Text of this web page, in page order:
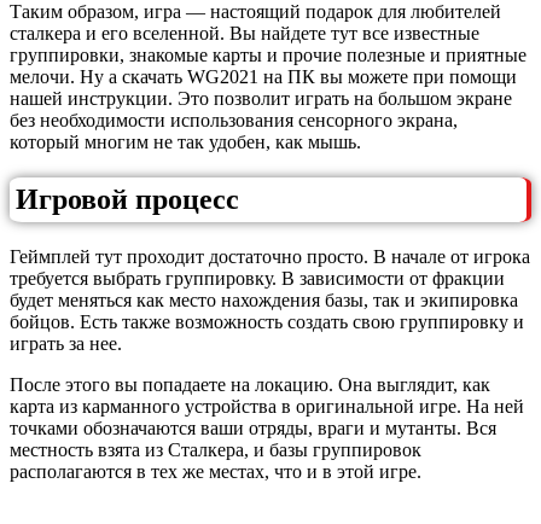
Таким образом, игра — настоящий подарок для любителей
сталкера и его вселенной. Вы найдете тут все известные
группировки, знакомые карты и прочие полезные и приятные
мелочи. Ну а скачать WG2021 на ПК вы можете при помощи
нашей инструкции. Это позволит играть на большом экране
без необходимости использования сенсорного экрана,
который многим не так удобен, как мышь.
Игровой процесс
Геймплей тут проходит достаточно просто. В начале от игрока
требуется выбрать группировку. В зависимости от фракции
будет меняться как место нахождения базы, так и экипировка
бойцов. Есть также возможность создать свою группировку и
играть за нее.
После этого вы попадаете на локацию. Она выглядит, как
карта из карманного устройства в оригинальной игре. На ней
точками обозначаются ваши отряды, враги и мутанты. Вся
местность взята из Сталкера, и базы группировок
располагаются в тех же местах, что и в этой игре.